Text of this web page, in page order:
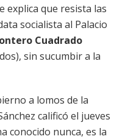
explica que resista las
socialista al Palacio
Cuadrado
sin sucumbir a la
a lomos de la
calificó el jueves
conocido nunca, es la